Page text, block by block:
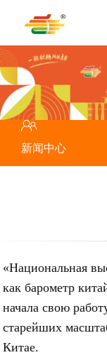
新闻中心
«Национальная
как барометр
начала свою
старейших
Китае.